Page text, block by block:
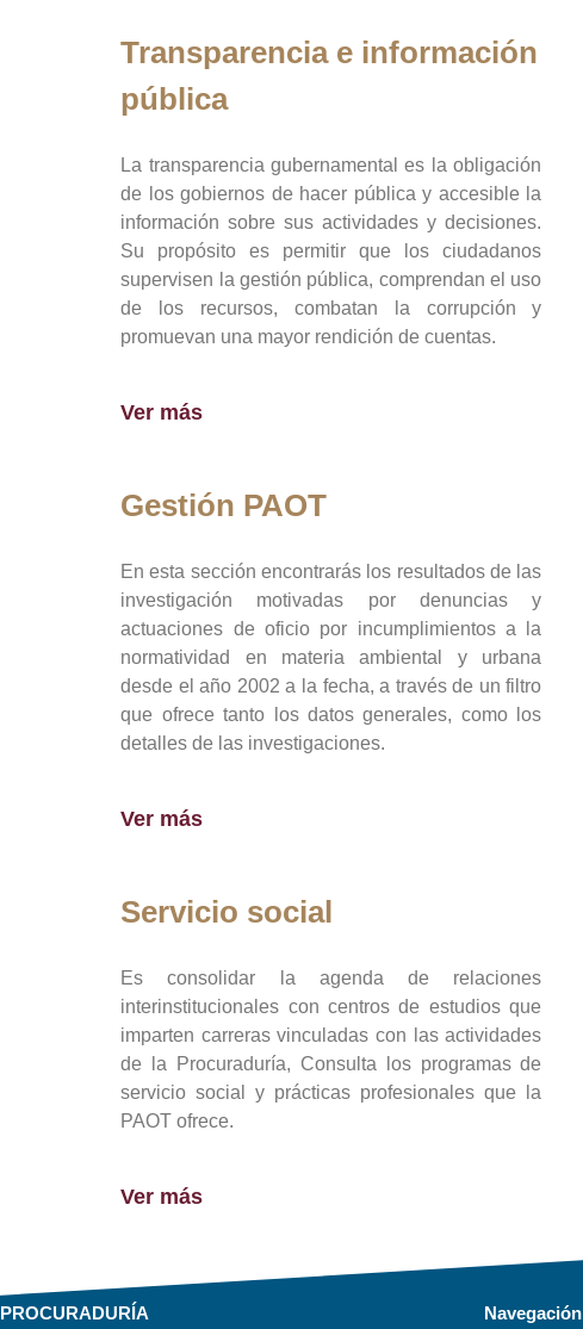
Transparencia e información
pública
La transparencia gubernamental es la obligación
de los gobiernos de hacer pública y accesible la
información sobre sus actividades y decisiones.
Su propósito es permitir que los ciudadanos
supervisen la gestión pública, comprendan el uso
de los recursos, combatan la corrupción y
promuevan una mayor rendición de cuentas.
Ver más
Gestión PAOT
En esta sección encontrarás los resultados de las
investigación motivadas por denuncias y
actuaciones de oficio por incumplimientos a la
normatividad en materia ambiental y urbana
desde el año 2002 a la fecha, a través de un filtro
que ofrece tanto los datos generales, como los
detalles de las investigaciones.
Ver más
Servicio social
Es consolidar la agenda de relaciones
interinstitucionales con centros de estudios que
imparten carreras vinculadas con las actividades
de la Procuraduría, Consulta los programas de
servicio social y prácticas profesionales que la
PAOT ofrece.
Ver más
PROCURADURÍA Navegación